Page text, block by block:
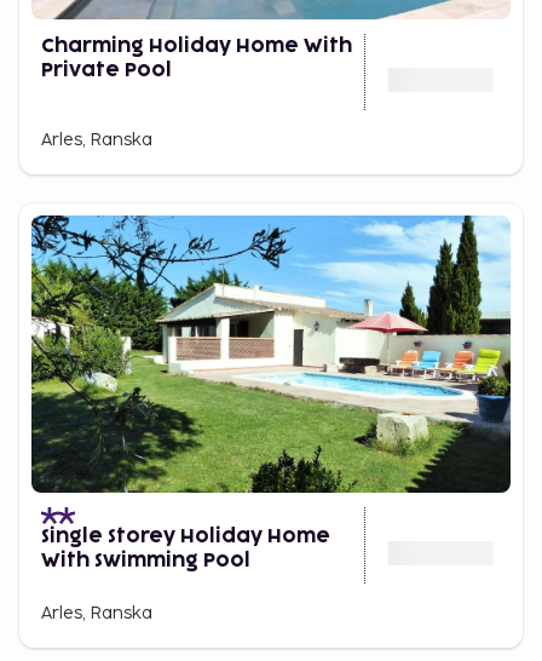
Charming Holiday Home With
Private Pool
Arles, Ranska
Single Storey Holiday Home
With Swimming Pool
Arles, Ranska